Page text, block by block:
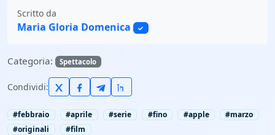
Scritto da
Maria Gloria Domenica ✓
Categoria: Spettacolo
Condividi:
#febbraio #aprile #serie #fino #apple
#marzo
#originali
#film